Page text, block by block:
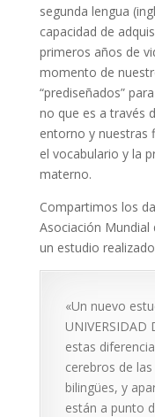
segunda lengua
capacidad de
primeros años de
momento de
“prediseñados”
no que es a través
entorno y nuestras
el vocabulario y la
materno.
Compartimos los
Asociación Mundial
un estudio
«Un nuevo
UNIVERSIDAD
estas
cerebros de
bilingües, y
están a punto